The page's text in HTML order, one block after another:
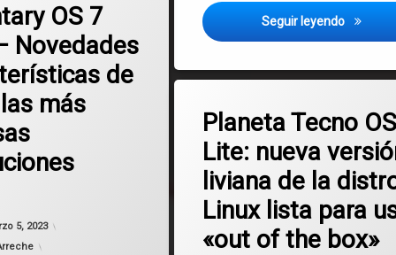
Seguir leyendo Zorin
OS 7
Novedades
de
más
5, 2023
Planeta Tecno OS
Lite: nueva
liviana de la
Linux lista para
«out of the box»
descarga
Distribución
gratis